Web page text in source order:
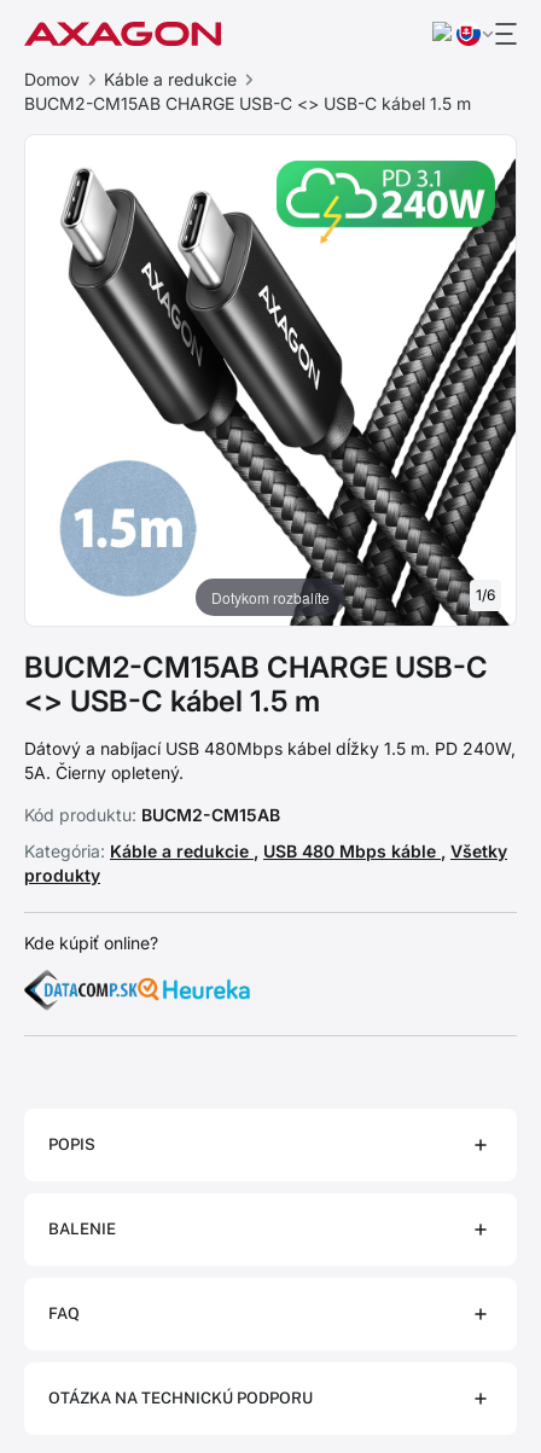
Domov
Káble a redukcie
BUCM2-CM15AB CHARGE USB-C <> USB-C kábel 1.5 m
Dotykom rozbalíte 1/6
BUCM2-CM15AB CHARGE USB-C
<> USB-C kábel 1.5 m
Dátový a nabíjací USB 480Mbps kábel dĺžky 1.5 m. PD 240W,
5A. Čierny opletený.
Kód produktu: BUCM2-CM15AB
Kategória: Káble a redukcie , USB 480 Mbps káble , Všetky
produkty
Kde kúpiť online?
POPIS
BALENIE
FAQ
OTÁZKA NA TECHNICKÚ PODPORU